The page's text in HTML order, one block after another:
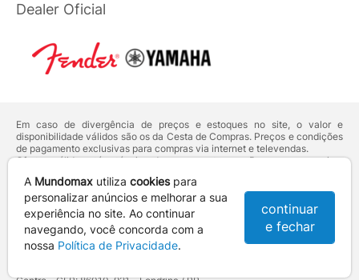
Dealer Oficial
Em caso de divergência de preços e estoques no site, o valor e
disponibilidade válidos são os da Cesta de Compras. Preços e condições
de pagamento exclusivas para compras via internet e televendas.
Ofertas válidas até o término de nossos estoques. Para compras acima
deVenda Corporativa.
Os preços apresentados no site prevalecem sobre outros anunciados em
qualquer outro meio de comunicação ou sites de buscas. Código de
Defesa do Consumidor:Lei nº 8.078.
Vendas sujeitas à confirmação de dados e análises de crédito e risco.
A Mundomax utiliza cookiespara
personalizar anúncios e melhorar a sua
experiência no site. Ao continuar
navegando, você concorda com a
nossa Política de Privacidade.
continuar
e fechar